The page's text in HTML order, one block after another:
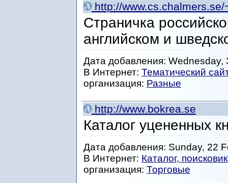
http://www.cs.chalmers.se/
Страничка
английском и
Дата добавления:
В Интернет: Тематический
организация: Разные
http://www.bokrea.se
Каталог уцененных
Дата добавления: Sunday, 22
В Интернет: Каталог, поисковик
организация: Торговые